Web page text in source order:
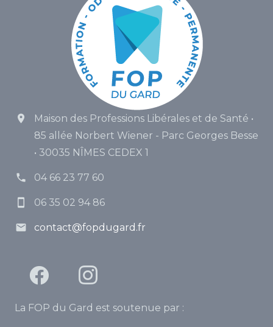
Maison des Professions Libérales et de Santé •
85 allée Norbert Wiener - Parc Georges Besse
• 30035 NÎMES CEDEX 1
04 66 23 77 60
06 35 02 94 86
contact@fopdugard.fr
La FOP du Gard est soutenue par :